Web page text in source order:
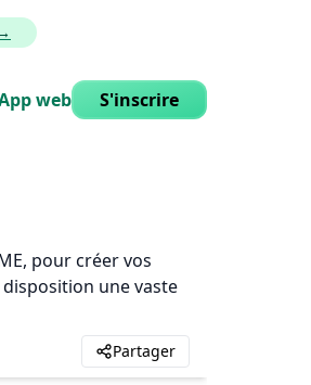
web S'inscrire
pour créer vos
une vaste
Partager